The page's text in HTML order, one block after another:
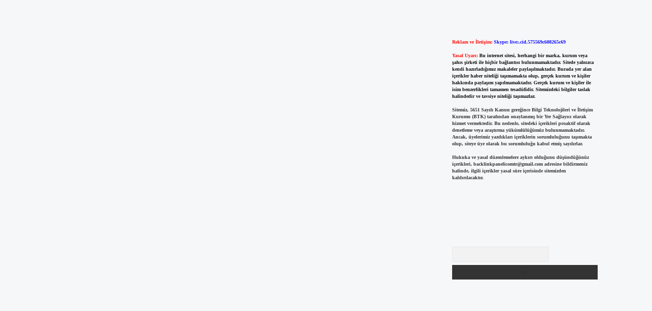
Reklam ve İletişim: Skype: live:.cid.575569c608265c69
Yasal Uyarı: Bu internet sitesi, herhangi bir marka, kurum veya
şahıs şirketi ile hiçbir bağlantısı bulunmamaktadır. Sitede yalnızca
kendi hazırladığımız makaleler paylaşılmaktadır. Burada yer alan
içerikler haber niteliği taşımamakta olup, gerçek kurum ve kişiler
hakkında paylaşım yapılmamaktadır. Gerçek kurum ve kişiler ile
isim benzerlikleri tamamen tesadüfidir. Sitemizdeki bilgiler taslak
halindedir ve tavsiye niteliği taşımazlar.
Sitemiz, 5651 Sayılı Kanun gereğince Bilgi Teknolojileri ve İletişim
Kurumu (BTK) tarafından onaylanmış bir Yer Sağlayıcı olarak
hizmet vermektedir. Bu nedenle, sitedeki içerikleri proaktif olarak
denetleme veya araştırma yükümlülüğümüz bulunmamaktadır.
Ancak, üyelerimiz yazdıkları içeriklerin sorumluluğunu taşımakta
olup, siteye üye olarak bu sorumluluğu kabul etmiş sayılırlar.
Hukuka ve yasal düzenlemelere aykırı olduğunu düşündüğünüz
içerikleri, backlinkpanelicomtr@gmail.comadresine bildirmeniz
halinde, ilgili içerikler yasal süre içerisinde sitemizden
kaldırılacaktır.